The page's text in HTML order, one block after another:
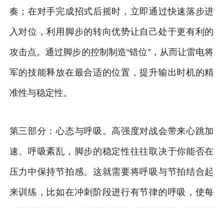
奏；在对手完成招式后摇时，立即通过快速落步进
入对位，利用脚步的转向优势让自己处于更有利的
攻击点。通过脚步的控制制造“错位”，从而让雷电将
军的技能释放在最合适的位置，提升输出时机的精
准性与稳定性。
第三部分：心态与呼吸。高强度对战会带来心跳加
速、呼吸紊乱，脚步的稳定性往往取决于你能否在
压力中保持节拍感。这就需要将呼吸与节拍结合起
来训练，比如在冲刺阶段进行有节律的呼吸，使每